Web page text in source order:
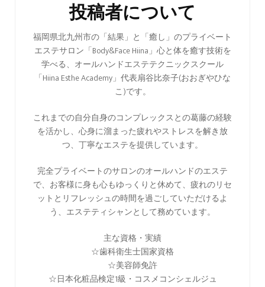
投稿者について
福岡県北九州市の「結果」と「癒し」のプライベート
エステサロン「Body&Face Hiina」心と体を癒す技術を
学べる、オールハンドエステテクニックスクール
「Hiina Esthe Academy」代表扇谷比奈子(おおぎやひな
こ)です。
これまでの自分自身のコンプレックスとの葛藤の経験
を活かし、心身に溜まった疲れやストレスを解き放
つ、丁寧なエステを提供しています。
完全プライベートのサロンのオールハンドのエステ
で、お客様に身も心もゆっくりと休めて、疲れのリセ
ットとリフレッシュの時間を過ごしていただけるよ
う、エステティシャンとして務めています。
主な資格・実績
☆歯科衛生士国家資格
☆美容師免許
☆日本化粧品検定1級・コスメコンシェルジュ